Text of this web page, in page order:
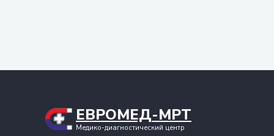
ЕВРОМЕД-МРТ
Медико-диагностический центр